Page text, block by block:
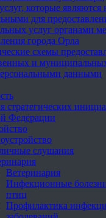
которые
для
услуг органами
города Орла
схемы
и
данными
стратегических
Федерации
слушания
Ветеринария
Инфекционные
птиц
Профилактика